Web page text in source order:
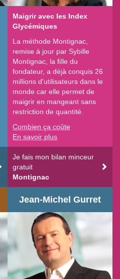
Maigrir avec les Index
Glycémiques
La méthode Montignac,
remise à jour par Sybille
Montignac, la fille du
fondateur, a déjà conquis 26
millions d'utilisateurs dans le
monde car elle permet de
maigrir en mangeant sans
restriction de quantité.
Combien ça coûte
En savoir plus
Je fais mon bilan minceur
gratuit
Montignac
Jean-Michel Gurret